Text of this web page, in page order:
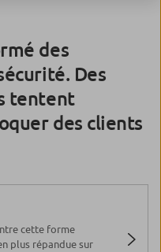
des
Des
tentent
des clients
cette forme
plus répandue sur